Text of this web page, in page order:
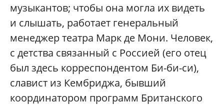
музыкантов; чтобы она могла их видеть
и слышать, работает генеральный
менеджер театра Марк де Мони. Человек,
с детства связанный с Россией (его отец
был здесь корреспондентом Би-би-си),
славист из Кембриджа, бывший
координатором программ Британского